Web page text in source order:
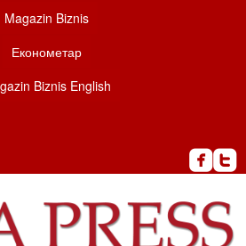
Magazin Biznis
Економетар
Biznis English